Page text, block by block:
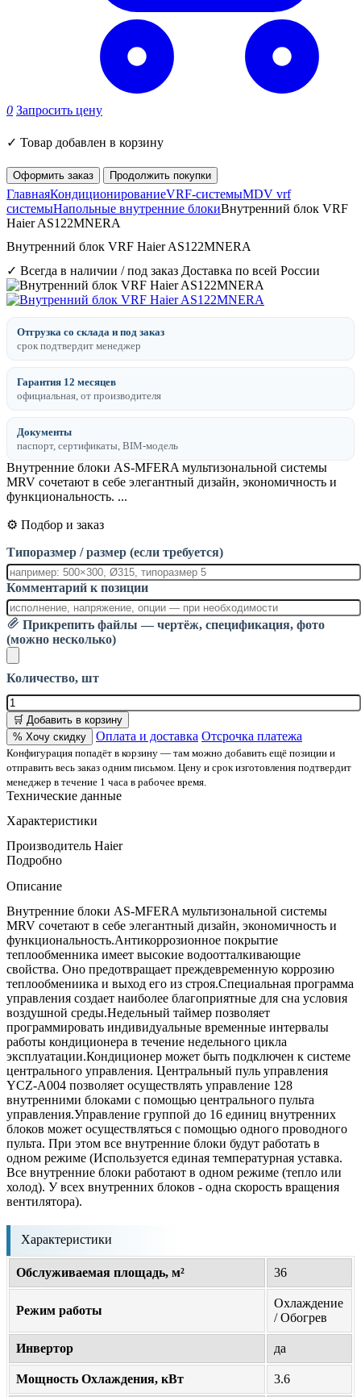
0 Запросить цену
✓ Товар добавлен в корзину
Оформить заказ Продолжить покупки
ГлавнаяКондиционированиеVRF-системыMDV vrf
системыНапольные внутренние блокиВнутренний блок VRF
Haier AS122MNERA
Внутренний блок VRF Haier AS122MNERA
✓ Всегда в наличии / под заказ Доставка по всей России
Отгрузка со склада и под заказ
срок подтвердит менеджер
Гарантия 12 месяцев
официальная, от производителя
Документы
паспорт, сертификаты, BIM-модель
Внутренние блоки AS-MFERA мультизональной системы
MRV сочетают в себе элегантный дизайн, экономичность и
функциональность. ...
⚙️ Подбор и заказ
Типоразмер / размер (если требуется)
Комментарий к позиции
Прикрепить файлы — чертёж, спецификация, фото
(можно несколько)
Количество, шт
🛒 Добавить в корзину
% Хочу скидку
Оплата и доставка Отсрочка платежа
Конфигурация попадёт в корзину — там можно добавить ещё позиции и
отправить весь заказ одним письмом. Цену и срок изготовления подтвердит
менеджер в течение 1 часа в рабочее время.
Технические данные
Характеристики
Производитель Haier
Подробно
Описание
Внутренние блоки AS-MFERA мультизональной системы
MRV сочетают в себе элегантный дизайн, экономичность и
функциональность.Антикоррозионное покрытие
теплообменника имеет высокие водоотталкивающие
свойства. Оно предотвращает преждевременную коррозию
теплообмениика и выход его из строя.Специальная программа
управления создает наиболее благоприятные для сна условия
воздушной среды.Недельный таймер позволяет
программировать индивидуальные временные интервалы
работы кондиционера в течение недельного цикла
эксплуатации.Кондиционер может быть подключен к системе
центрального управления. Центральный пуль управления
YCZ-A004 позволяет осуществлять управление 128
внутренними блоками с помощью центрального пульта
управления.Управление группой до 16 единиц внутренних
блоков может осуществляться с помощью одного проводного
пульта. При этом все внутренние блоки будут работать в
одном режиме (Используется единая температурная уставка.
Все внутренние блоки работают в одном режиме (тепло или
холод). У всех внутренних блоков - одна скорость вращения
вентилятора).
Характеристики
Обслуживаемая площадь, м² 36
Режим работы
Охлаждение
/ Обогрев
Инвертор да
Мощность Охлаждения, кВт 3.6